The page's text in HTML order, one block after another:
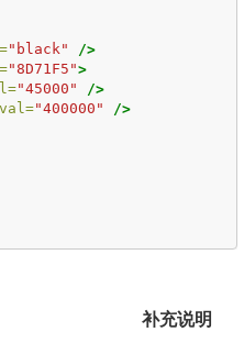
"black"
/>
"8D71F5">
"45000"
/>
val="400000"
/>
补充说明